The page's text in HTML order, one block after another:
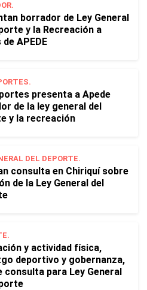
borrador de Ley General
y la Recreación a
APEDE
presenta a Apede
de la ley general del
y la recreación
DEL DEPORTE.
consulta en Chiriquí sobre
de la Ley General del
y actividad física,
deportivo y gobernanza,
consulta para Ley General